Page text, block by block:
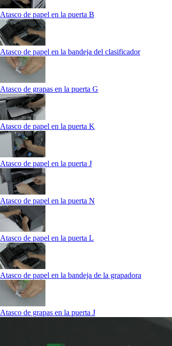
Atasco de papel en la puerta B
Atasco de papel en la bandeja del clasificador
Atasco de grapas en la puerta G
Atasco de papel en la puerta K
Atasco de papel en la puerta J
Atasco de papel en la puerta N
Atasco de papel en la puerta L
Atasco de papel en la bandeja de la grapadora
Atasco de grapas en la puerta J